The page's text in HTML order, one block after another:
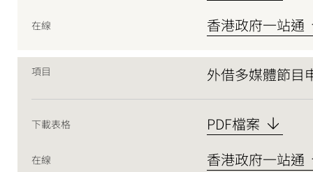
在線 香港政府一站通
項目 外借多媒體節目
下載表格 PDF檔案
在線 香港政府一站通